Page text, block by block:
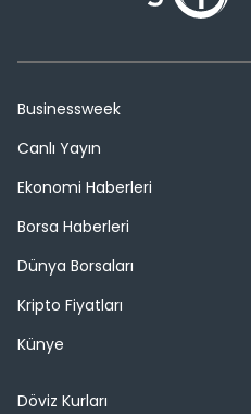
Businessweek
Canlı Yayın
Ekonomi Haberleri
Borsa Haberleri
Dünya Borsaları
Kripto Fiyatları
Künye
Döviz Kurları